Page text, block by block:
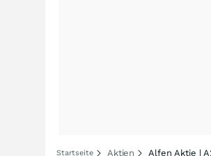
Startseite Aktien Alfen Aktie |